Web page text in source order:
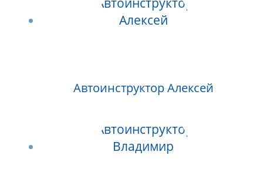
Автоинструктор Алексей